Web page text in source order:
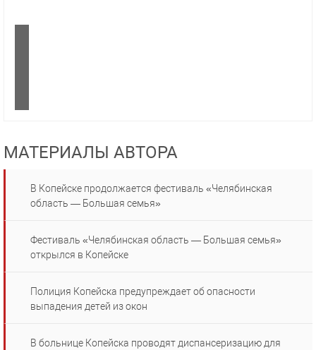
МАТЕРИАЛЫ АВТОРА
В Копейске продолжается фестиваль «Челябинская
область — Большая семья»
Фестиваль «Челябинская область — Большая семья»
открылся в Копейске
Полиция Копейска предупреждает об опасности
выпадения детей из окон
В больнице Копейска проводят диспансеризацию для